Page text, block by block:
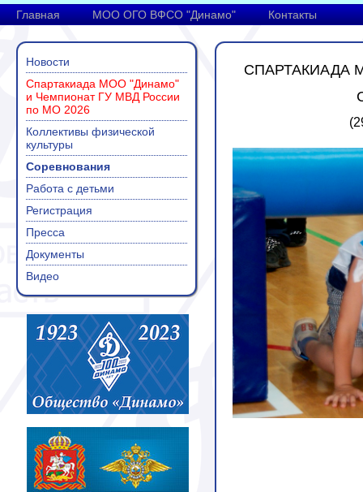
Главная МОО ОГО ВФСО "Динамо" Контакты
Новости
Спартакиада МОО "Динамо"
и Чемпионат ГУ МВД России
по МО 2026
Коллективы физической
культуры
Соревнования
Работа с детьми
Регистрация
Пресса
Документы
Видео
СПАРТАКИАДА